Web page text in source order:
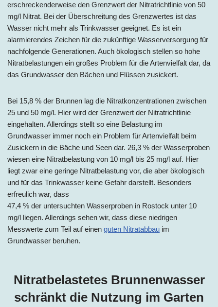
erschreckenderweise den Grenzwert der Nitratrichtlinie von 50
mg/l Nitrat. Bei der Überschreitung des Grenzwertes ist das
Wasser nicht mehr als Trinkwasser geeignet. Es ist ein
alarmierendes Zeichen für die zukünftige Wasserversorgung für
nachfolgende Generationen. Auch ökologisch stellen so hohe
Nitratbelastungen ein großes Problem für die Artenvielfalt dar, da
das Grundwasser den Bächen und Flüssen zusickert.
Bei 15,8 % der Brunnen lag die Nitratkonzentrationen zwischen
25 und 50 mg/l. Hier wird der Grenzwert der Nitratrichtlinie
eingehalten. Allerdings stellt so eine Belastung im
Grundwasser immer noch ein Problem für Artenvielfalt beim
Zusickern in die Bäche und Seen dar. 26,3 % der Wasserproben
wiesen eine Nitratbelastung von 10 mg/l bis 25 mg/l auf. Hier
liegt zwar eine geringe Nitratbelastung vor, die aber ökologisch
und für das Trinkwasser keine Gefahr darstellt. Besonders
erfreulich war, dass
47,4 % der untersuchten Wasserproben in Rostock unter 10
mg/l liegen. Allerdings sehen wir, dass diese niedrigen
Messwerte zum Teil auf einen guten Nitratabbau im
Grundwasser beruhen.
Nitratbelastetes Brunnenwasser
schränkt die Nutzung im Garten